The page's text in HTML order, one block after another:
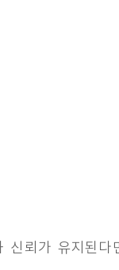
뢰가 유지된